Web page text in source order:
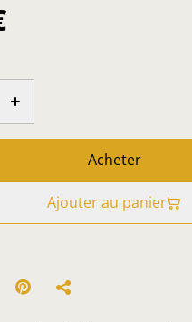
Acheter
Ajouter au panier